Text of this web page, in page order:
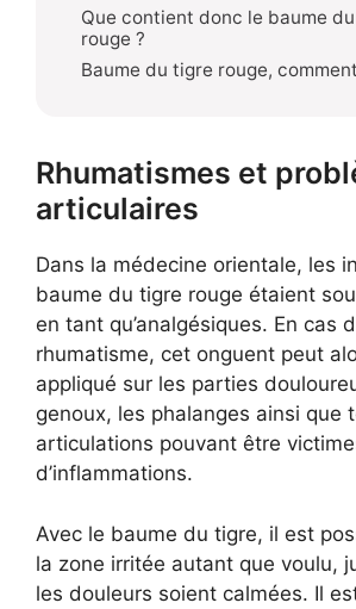
Que contient donc le baume
rouge ?
Baume du tigre rouge,
Rhumatismes et
articulaires
Dans la médecine orientale, les
baume du tigre rouge étaient
en tant qu’analgésiques. En cas
rhumatisme, cet onguent peut
appliqué sur les parties
genoux, les phalanges ainsi que
articulations pouvant être
d’inflammations.
Avec le baume du tigre, il est
la zone irritée autant que voulu,
les douleurs soient calmées. Il